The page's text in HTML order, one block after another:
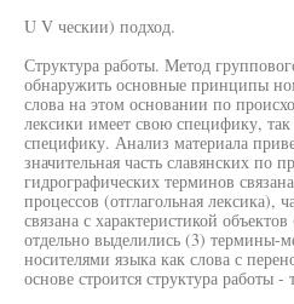
U V ческии) подход.
Структура работы. Метод
обнаружить основные принципы
слова на этом основании по
лексики имеет свою специфику,
специфику. Анализ материала
значительная часть славянских по
гидрографических терминов
процессов (отглагольная лексика),
связана с характеристикой
отдельно выделились (3)
носителями языка как слова с
основе строится структура работы